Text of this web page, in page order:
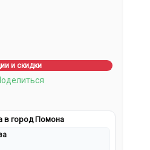
и скидки
в город Помона